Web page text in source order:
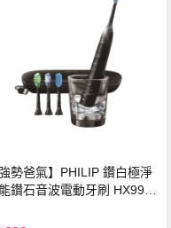
強勢爸氣】PHILIP 鑽白極淨
鑽石音波電動牙刷 HX992